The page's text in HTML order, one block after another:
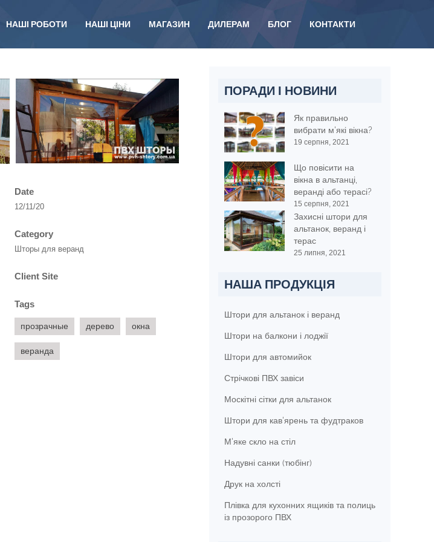
НАШІ РОБОТИ НАШІ ЦІНИ МАГАЗИН ДИЛЕРАМ БЛОГ КОНТАКТИ
Date
12/11/20
Category
Шторы для веранд
Client Site
Tags
прозрачные дерево окна
веранда
ПОРАДИ І НОВИНИ
Як правильно
вибрати м'які вікна?
19 серпня, 2021
Що повісити на
вікна в альтанці,
веранді або терасі?
15 серпня, 2021
Захисні штори для
альтанок, веранд і
терас
25 липня, 2021
НАША ПРОДУКЦІЯ
Штори для альтанок і веранд
Штори на балкони і лоджії
Штори для автомийок
Стрічкові ПВХ завіси
Москітні сітки для альтанок
Штори для кав'ярень та фудтраков
М'яке скло на стіл
Надувні санки (тюбінг)
Друк на холсті
Плівка для кухонних ящиків та полиць
із прозорого ПВХ